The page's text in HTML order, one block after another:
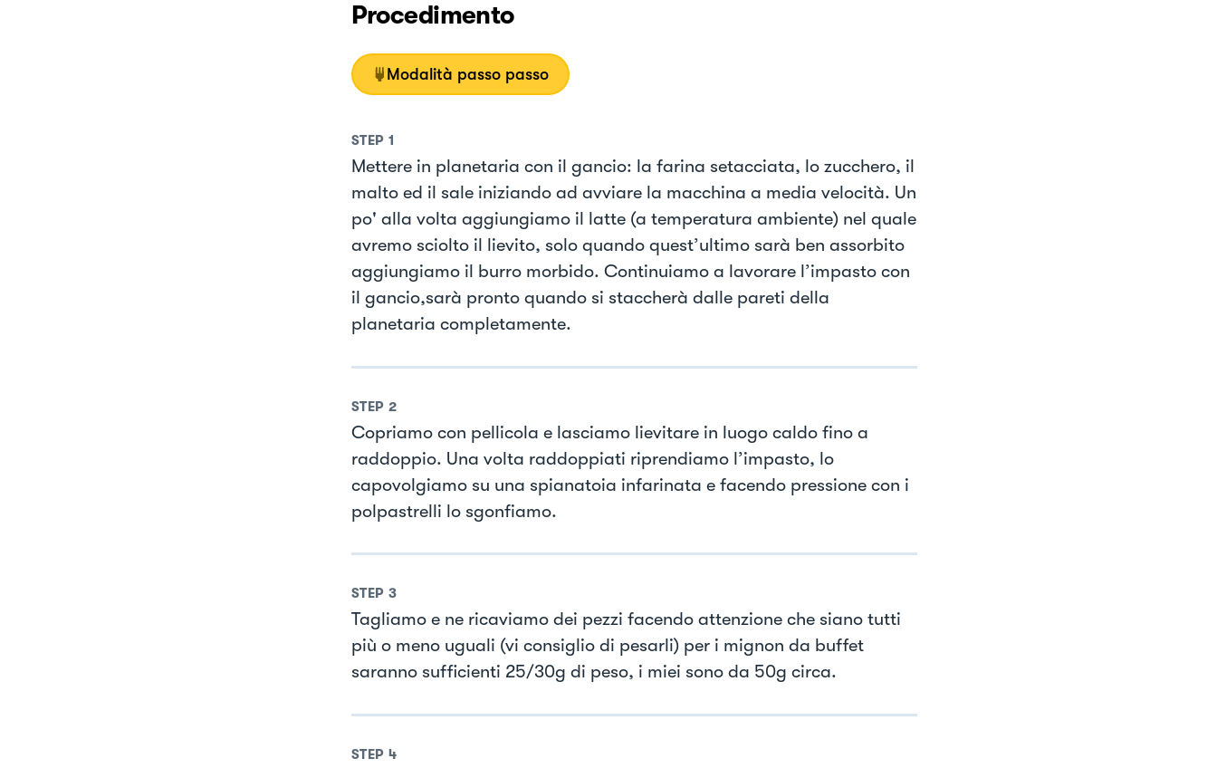
Procedimento
Modalità passo passo
STEP 1
Mettere in planetaria con il gancio: la farina setacciata, lo zucchero, il
malto ed il sale iniziando ad avviare la macchina a media velocità. Un
po' alla volta aggiungiamo il latte (a temperatura ambiente) nel quale
avremo sciolto il lievito, solo quando quest’ultimo sarà ben assorbito
aggiungiamo il burro morbido. Continuiamo a lavorare l’impasto con
il gancio,sarà pronto quando si staccherà dalle pareti della
planetaria completamente.
STEP 2
Copriamo con pellicola e lasciamo lievitare in luogo caldo fino a
raddoppio. Una volta raddoppiati riprendiamo l’impasto, lo
capovolgiamo su una spianatoia infarinata e facendo pressione con i
polpastrelli lo sgonfiamo.
STEP 3
Tagliamo e ne ricaviamo dei pezzi facendo attenzione che siano tutti
più o meno uguali (vi consiglio di pesarli) per i mignon da buffet
saranno sufficienti 25/30g di peso, i miei sono da 50g circa.
STEP 4